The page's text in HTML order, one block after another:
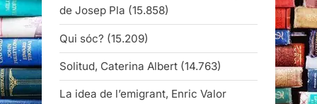
de Josep Pla (15.858)
Qui sóc? (15.209)
Solitud, Caterina Albert (14.763)
La idea de l’emigrant, Enric Valor